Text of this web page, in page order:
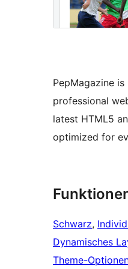
PepMagazine
professional
latest HTML5
optimized for
Schwarz,
Dynamisches
Theme-